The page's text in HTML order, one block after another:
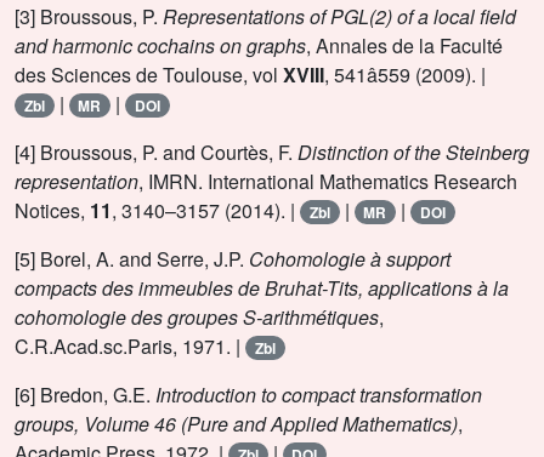
[3] Broussous, P. Representations of PGL(2) of a local field
and harmonic cochains on graphs, Annales de la Faculté
des Sciences de Toulouse, vol XVIII, 541â559 (2009). |
Zbl | MR | DOI
[4] Broussous, P. and Courtès, F. Distinction of the Steinberg
representation, IMRN. International Mathematics Research
Notices, 11, 3140–3157 (2014). | Zbl | MR | DOI
[5] Borel, A. and Serre, J.P. Cohomologie à support
compacts des immeubles de Bruhat-Tits, applications à la
cohomologie des groupes S-arithmétiques,
C.R.Acad.sc.Paris, 1971. |
Zbl
[6] Bredon, G.E. Introduction to compact transformation
groups, Volume 46 (Pure and Applied Mathematics),